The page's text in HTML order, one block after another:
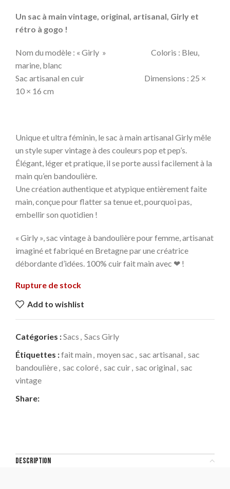
Un sac à main vintage, original, artisanal, Girly et
rétro à gogo !
Nom du modèle : « Girly » Coloris : Bleu,
marine, blanc
Sac artisanal en cuir Dimensions : 25 ×
10 × 16 cm
Unique et ultra féminin, le sac à main artisanal Girly mêle
un style super vintage à des couleurs pop et pep’s.
Élégant, léger et pratique, il se porte aussi facilement à la
main qu’en bandoulière.
Une création authentique et atypique entièrement faite
main, conçue pour flatter sa tenue et, pourquoi pas,
embellir son quotidien !
« Girly », sac vintage à bandoulière pour femme, artisanat
imaginé et fabriqué en Bretagne par une créatrice
débordante d’idées. 100% cuir fait main avec ❤ !
Rupture de stock
Add to wishlist
Catégories :Sacs Sacs Girly
Étiquettes :fait main moyen sac sac artisanal sac
bandoulière sac coloré sac cuir sac original sac
vintage
Share:
DESCRIPTION